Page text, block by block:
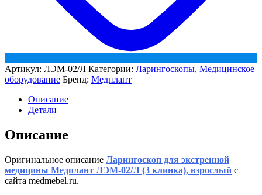
Артикул: ЛЭМ-02/Л Категории: Ларингоскопы, Медицинское
оборудование Бренд: Медплант
Описание
Детали
Описание
Оригинальное описание Ларингоскоп для экстренной
медицины Медплант ЛЭМ-02/Л (3 клинка), взрослый с
сайта medmebel.ru.